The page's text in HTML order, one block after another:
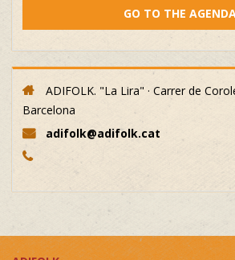
GO TO THE
ADIFOLK. "La Lira" · Carrer de
Barcelona
adifolk@adifolk.cat